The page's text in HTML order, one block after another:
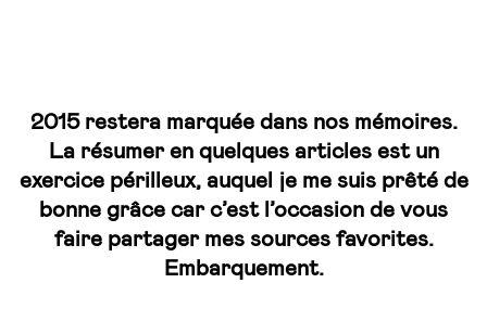
2015 restera marquée dans nos mémoires.
La résumer en quelques articles est un
exercice périlleux, auquel je me suis prêté de
bonne grâce car c’est l’occasion de vous
faire partager mes sources favorites.
Embarquement.